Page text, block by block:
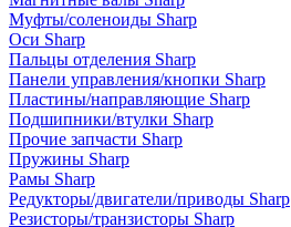
Муфты/соленоиды Sharp
Оси Sharp
Пальцы отделения Sharp
Панели управления/кнопки Sharp
Пластины/направляющие Sharp
Подшипники/втулки Sharp
Прочие запчасти Sharp
Пружины Sharp
Рамы Sharp
Редукторы/двигатели/приводы Sharp
Резисторы/транзисторы Sharp